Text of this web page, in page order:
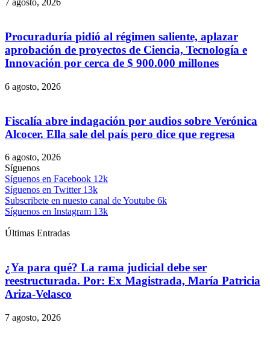
7 agosto, 2026
Procuraduría pidió al régimen saliente, aplazar
aprobación de proyectos de Ciencia, Tecnología e
Innovación por cerca de $ 900.000 millones
6 agosto, 2026
Fiscalía abre indagación por audios sobre Verónica
Alcocer. Ella sale del país pero dice que regresa
6 agosto, 2026
Síguenos
Síguenos en Facebook 12k
Síguenos en Twitter 13k
Subscribete en nuesto canal de Youtube 6k
Síguenos en Instagram 13k
Últimas Entradas
¿Ya para qué? La rama judicial debe ser
reestructurada. Por: Ex Magistrada, María Patricia
Ariza-Velasco
7 agosto, 2026